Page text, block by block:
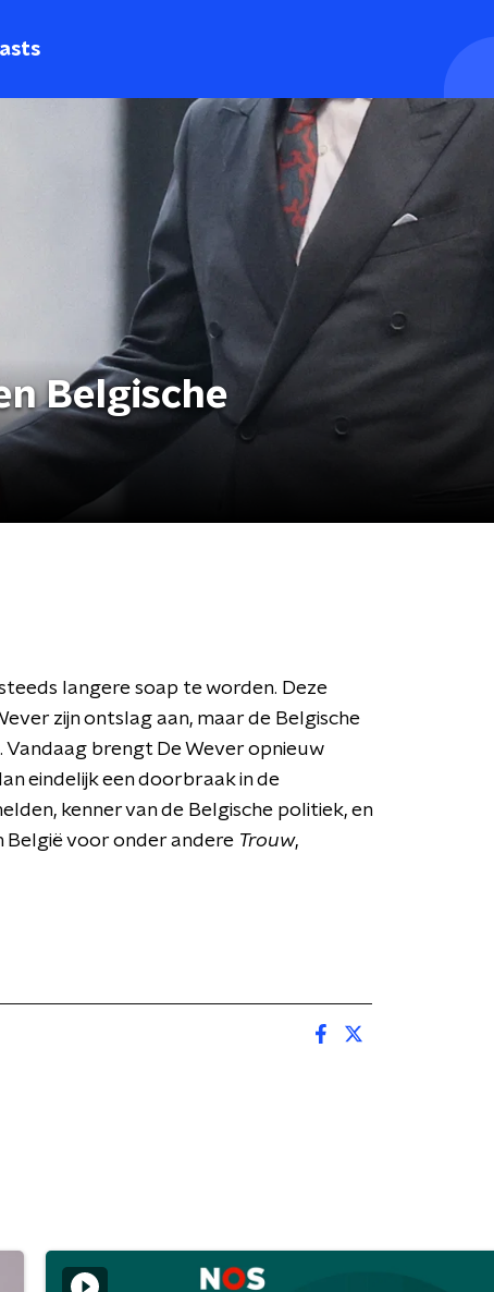
Belgische
langere soap te worden. Deze
zijn ontslag aan, maar de Belgische
brengt De Wever opnieuw
eindelijk een doorbraak in de
kenner van de Belgische politiek, en
België voor onder andere Trouw,